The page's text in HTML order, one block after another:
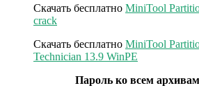
Скачать бесплатно MiniTool
crack
Скачать бесплатно MiniTool
Technician 13.9 WinPE
Пароль ко всем